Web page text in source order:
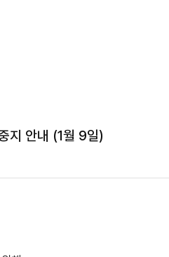
지 안내 (1월 9일)